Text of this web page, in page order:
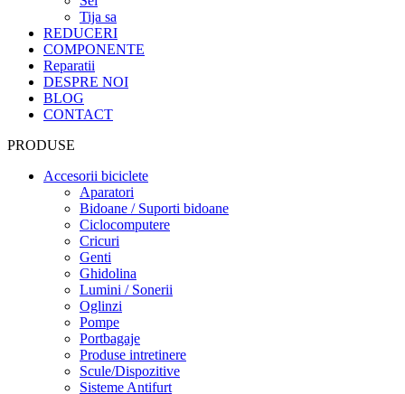
Tija sa
REDUCERI
COMPONENTE
Reparatii
DESPRE NOI
BLOG
CONTACT
PRODUSE
Accesorii biciclete
Aparatori
Bidoane / Suporti bidoane
Ciclocomputere
Cricuri
Genti
Ghidolina
Lumini / Sonerii
Oglinzi
Pompe
Portbagaje
Produse intretinere
Scule/Dispozitive
Sisteme Antifurt